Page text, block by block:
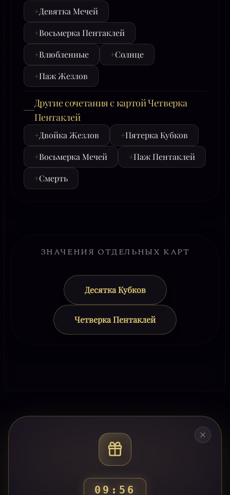
+Девятка Мечей
+Восьмерка Пентаклей
+Влюбленные +Солнце
+Паж Жезлов
Другие сочетания с картой Четверка
Пентаклей
+Двойка Жезлов +Пятерка Кубков
+Восьмерка Мечей +Паж Пентаклей
+Смерть
ЗНАЧЕНИЯ ОТДЕЛЬНЫХ КАРТ
Десятка Кубков
Четверка Пентаклей
09:53